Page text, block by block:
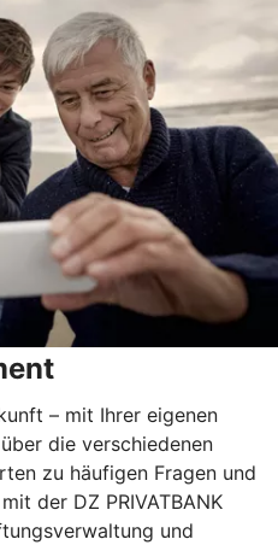
– mit Ihrer eigenen
die verschiedenen
zu häufigen Fragen und
der DZ PRIVATBANK
und